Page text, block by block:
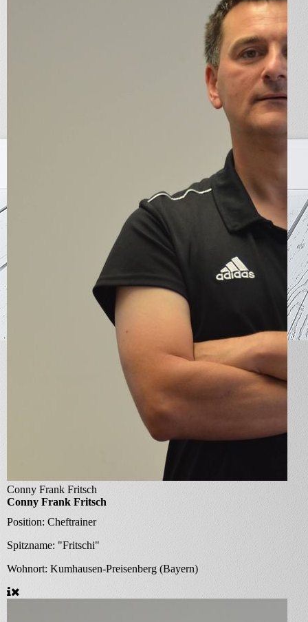
Conny Frank Fritsch
Conny Frank Fritsch
Position: Cheftrainer
Spitzname: "Fritschi"
Wohnort: Kumhausen-Preisenberg (Bayern)